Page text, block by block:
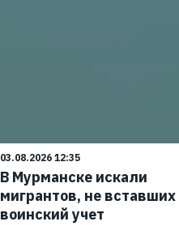
03.08.2026 12:35
В Мурманске искали
мигрантов, не вставших
воинский учет